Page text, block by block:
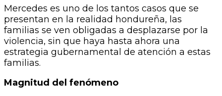
Mercedes es uno de los tantos casos que se
presentan en la realidad hondureña, las
familias se ven obligadas a desplazarse por la
violencia, sin que haya hasta ahora una
estrategia gubernamental de atención a estas
familias.
Magnitud del fenómeno